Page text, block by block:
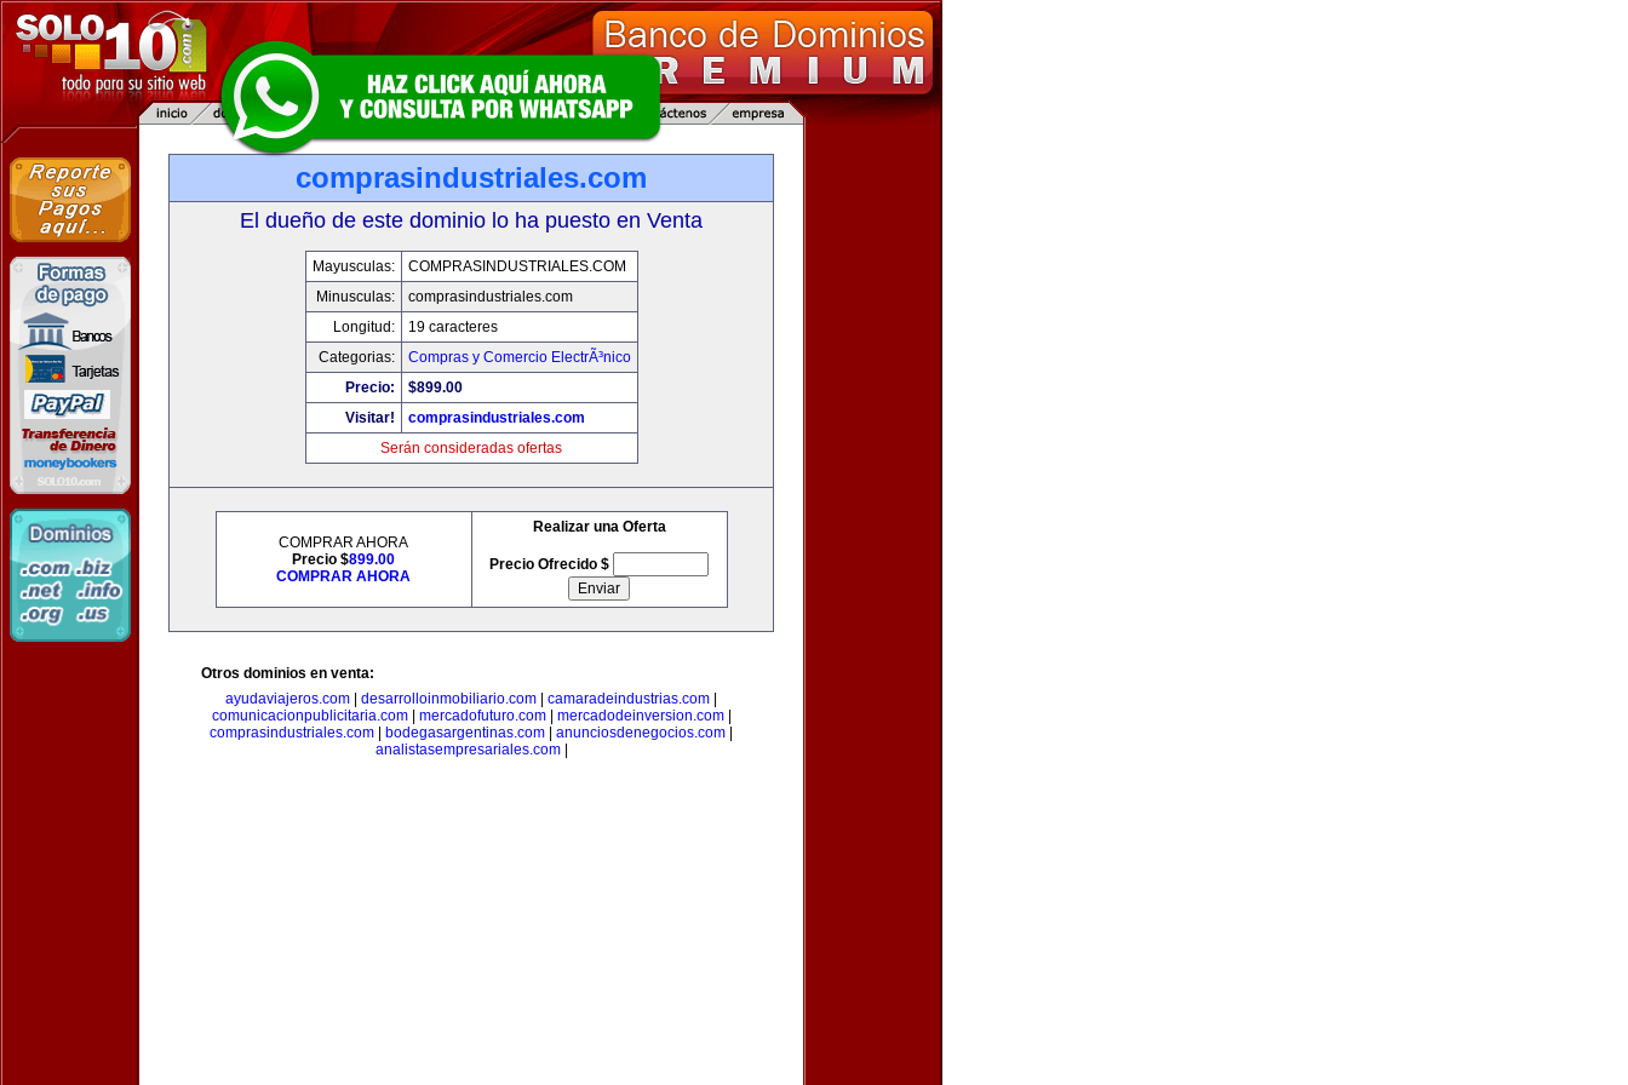
comprasindustriales.com
El dueño de este dominio lo ha puesto en Venta
Mayusculas:
COMPRASINDUSTRIALES.COM
Minusculas:
comprasindustriales.com
Longitud:
19 caracteres
Categorias:
Compras y Comercio ElectrÃ³nico
Precio:
$899.00
Visitar!
comprasindustriales.com
Serán consideradas ofertas
COMPRAR AHORA
Precio $899.00
COMPRAR AHORA
Realizar una Oferta
Precio Ofrecido $
Otros dominios en venta:
ayudaviajeros.com
desarrolloinmobiliario.com camaradeindustrias.com
comunicacionpublicitaria.com| mercadofuturo.com| mercadodeinversion.com|
comprasindustriales.com
bodegasargentinas.com anunciosdenegocios.com
analistasempresariales.com|